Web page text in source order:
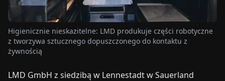
O
NAS
Higienicznie nieskazitelne: LMD produkuje części robotyczne
z tworzywa sztucznego dopuszczonego do kontaktu z
żywnością
LMD GmbH z siedzibą w Lennestadt w Sauerland